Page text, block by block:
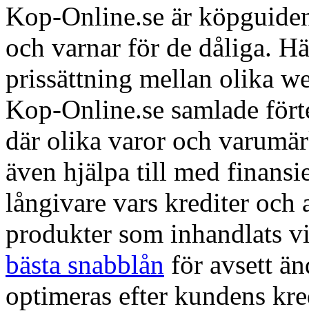
Kop-Online.se är
och varnar för de dåliga.
prissättning mellan olika
Kop-Online.se samlade
där olika varor och
även hjälpa till med
långivare vars krediter och
produkter som inhandlats
bästa snabblån för avsett
optimeras efter kundens